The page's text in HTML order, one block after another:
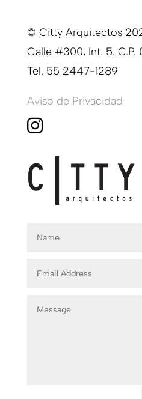
© Citty Arquitectos
Calle #300, Int. 5. C.P.
Tel. 55 2447-1289
Aviso de Privacidad
